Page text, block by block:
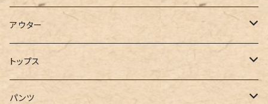
アウター
コート
ジャケット
トップス
Tシャツ
パンツ